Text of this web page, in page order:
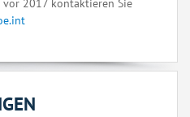
2017 kontaktieren Sie